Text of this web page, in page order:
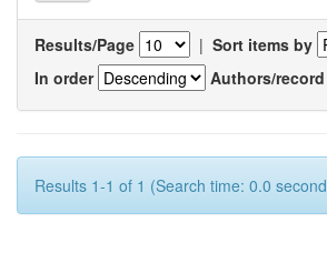
Results/Page | Sort items by
In order
Authors/record
Results 1-1 of 1 (Search time: 0.0